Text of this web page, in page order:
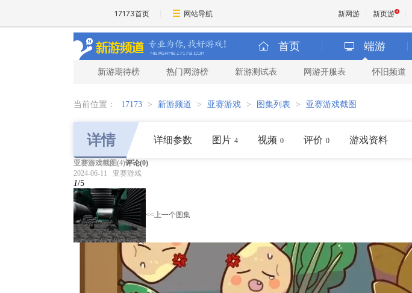
17173首页 网站导航 新网游 新页游
首页 端游
新游期待榜 热门网游榜 新游测试表 网游开服表 怀旧频道
当前位置： 17173 > 新游频道 > 亚赛游戏 > 图集列表 > 亚赛游戏截图
详情 详细参数 图片 4 视频 0 评价 0 游戏资料
亚赛游戏截图(4)评论(0)
2024-06-11 亚赛游戏
1/5
<<上一个图集